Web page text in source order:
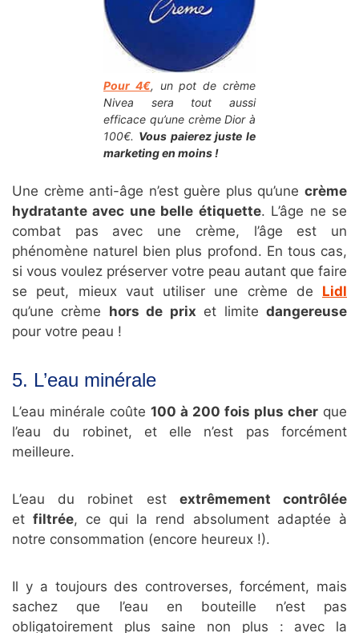
Pour 4€, un pot de crème
Nivea sera tout aussi
efficace qu’une crème Dior à
100€. Vous paierez juste le
marketing en moins !
Une crème anti-âge n’est guère plus qu’une crème
hydratante avec une belle étiquette. L’âge ne se
combat pas avec une crème, l’âge est un
phénomène naturel bien plus profond. En tous cas,
si vous voulez préserver votre peau autant que faire
se peut, mieux vaut utiliser une crème de Lidl
qu’une crème hors de prix et limitedangereuse
pour votre peau !
5. L’eau minérale
L’eau minérale coûte 100 à 200 fois plus cher que
l’eau du robinet, et elle n’est pas forcément
meilleure.
L’eau du robinet est extrêmement contrôlée
et filtrée, ce qui la rend absolument adaptée à
notre consommation (encore heureux !).
Il y a toujours des controverses, forcément, mais
sachez que l’eau en bouteille n’est pas
obligatoirement plus saine non plus : avec la